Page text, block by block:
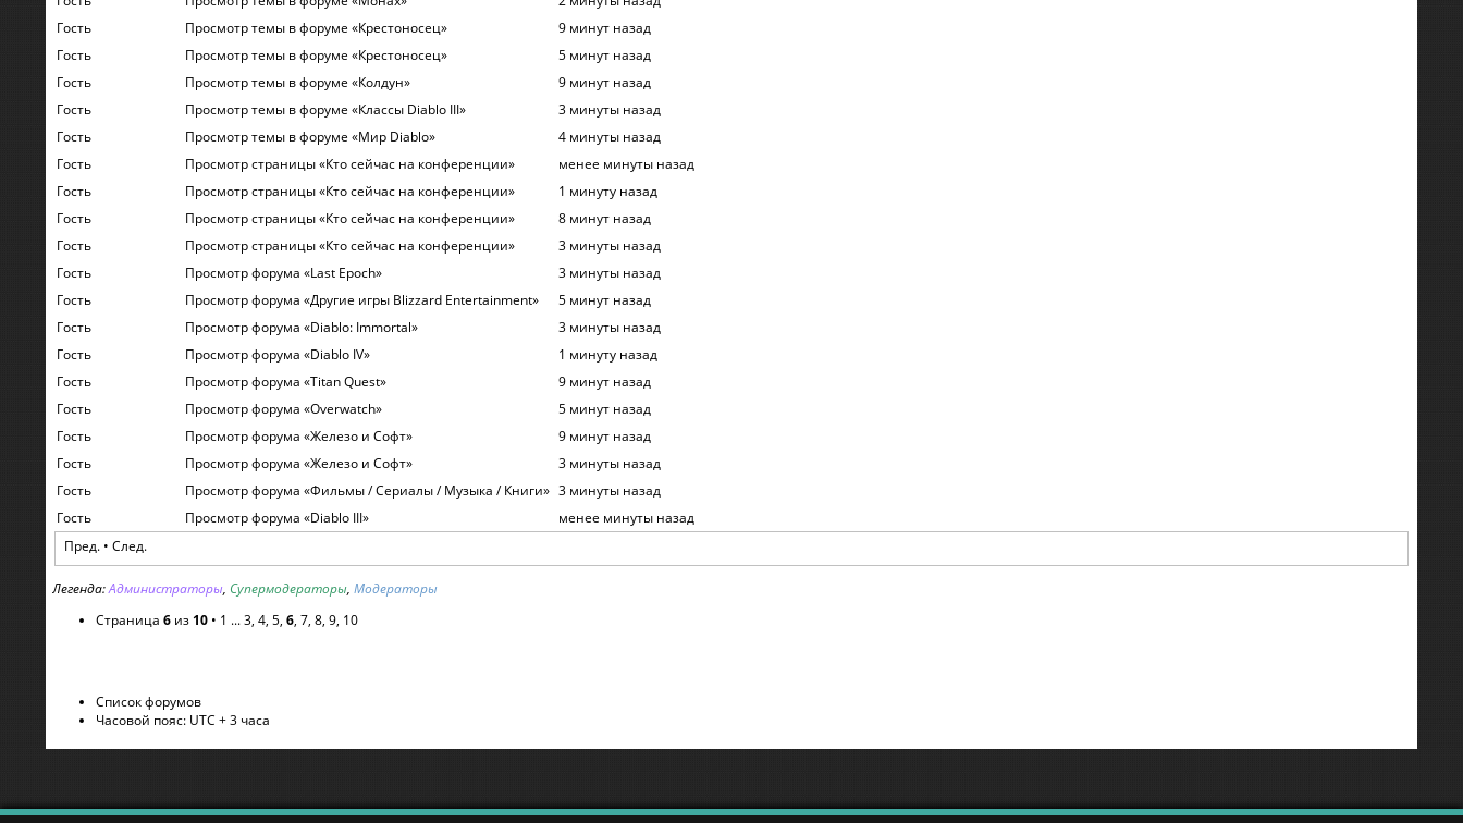
Гость
Просмотр темы в форуме «Крестоносец»
9 минут назад
Гость
Просмотр темы в форуме «Крестоносец»
5 минут назад
Гость
Просмотр темы в форуме «Колдун»
9 минут назад
Гость
Просмотр темы в форуме «Классы Diablo III»
3 минуты назад
Гость
Просмотр темы в форуме «Мир Diablo»
4 минуты назад
Гость
Просмотр страницы «Кто сейчас на конференции»
менее минуты назад
Гость
Просмотр страницы «Кто сейчас на конференции»
1 минуту назад
Гость
Просмотр страницы «Кто сейчас на конференции»
8 минут назад
Гость
Просмотр страницы «Кто сейчас на конференции»
3 минуты назад
Гость
Просмотр форума «Last Epoch»
3 минуты назад
Гость
Просмотр форума «Другие игры Blizzard Entertainment»
5 минут назад
Гость
Просмотр форума «Diablo: Immortal»
3 минуты назад
Гость
Просмотр форума «Diablo IV»
1 минуту назад
Гость
Просмотр форума «Titan Quest»
9 минут назад
Гость
Просмотр форума «Overwatch»
5 минут назад
Гость
Просмотр форума «Железо и Софт»
9 минут назад
Гость
Просмотр форума «Железо и Софт»
3 минуты назад
Гость
Просмотр форума «Фильмы / Сериалы / Музыка / Книги» 3 минуты назад
Гость
Просмотр форума «Diablo III»
менее минуты назад
Пред.• След.
Легенда:Администраторы, Супермодераторы, Модераторы
Страница 6 из 10 • 1 ...3, 4, 5, 6, 7, 8, 9, 10
Список форумов
Часовой пояс: UTC + 3 часа